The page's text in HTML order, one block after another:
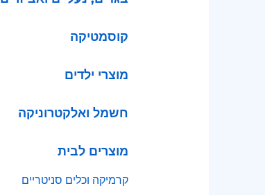
קוסמטיקה
מוצרי ילדים
חשמל ואלקטרוניקה
מוצרים לבית
קרמיקה וכלים סניטריים